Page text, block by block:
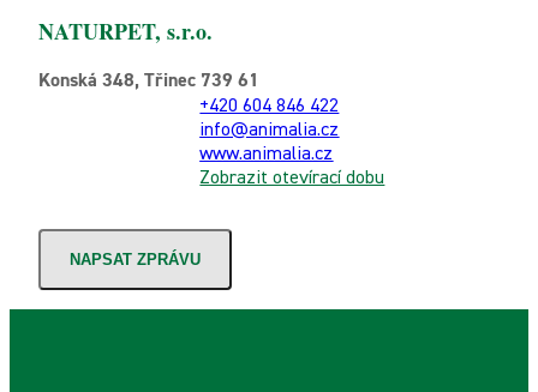
NATURPET, s.r.o.
Konská 348, Třinec 739 61
+420 604 846 422
info@animalia.cz
www.animalia.cz
Zobrazit otevírací dobu
NAPSAT ZPRÁVU